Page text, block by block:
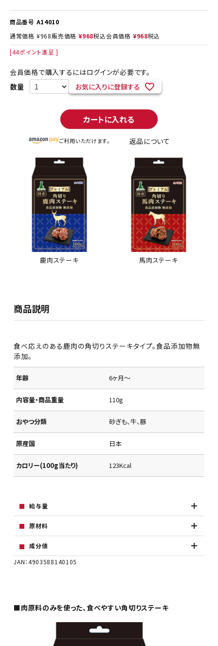
商品番号 A14010
通常価格 ¥968販売価格 ¥968税込会員価格 ¥968税込
[44ポイント進呈 ]
会員価格で購入するにはログインが必要です。
お気に入りに登録する
カートに入れる
ご利用いただけます。 返品について
鹿肉ステーキ 馬肉ステーキ
商品説明
食べ応えのある鹿肉の角切りステーキタイプ。食品添加物無
添加。
年齢 6ヶ月～
内容量・商品重量 110g
おやつ分類 砂ぎも、牛、豚
原産国 日本
カロリー(100g当たり) 123Kcal
給与量
原材料
成分値
JAN：4903588140105
■肉原料のみを使った、食べやすい角切りステーキ